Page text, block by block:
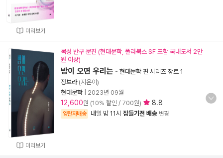
미리보기
미리보기
목성 반구 문진 (현대문학, 폴라북스 SF 포함 국내도서 2만
원 이상)
밤이 오면 우리는 - 현대문학 핀 시리즈 장르 1
정보라(지은이)
현대문학
2023년 09월
12,600원 (10% 할인 / 700원) 8.8
양탄자배송 내일 밤 11시 잠들기전 배송 변경